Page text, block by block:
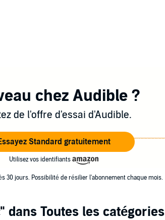
chez Audible ?
de l'offre d'essai d'Audible.
Standard gratuitement
Utilisez vos identifiants
30 jours. Possibilité de résilier l'abonnement chaque mois.
dans Toutes les catégories